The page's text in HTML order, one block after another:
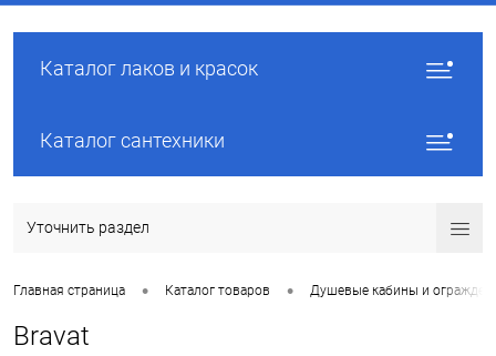
Каталог лаков и красок
Каталог сантехники
Уточнить раздел
Главная страница • Каталог товаров • Душевые кабины и
Bravat